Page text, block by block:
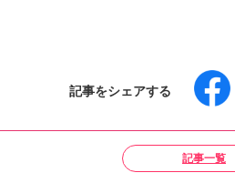
記事をシェアする
記事一覧